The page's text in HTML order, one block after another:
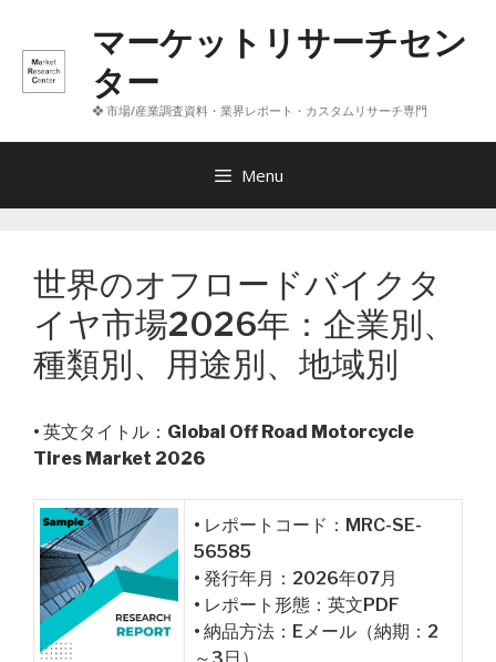
へ
マーケットリサーチセン
ター
❖ 市場/産業調査資料・業界レポート・カスタムリサーチ専門
Menu
世界のオフロードバイクタ
イヤ市場2026年：企業別、
種類別、用途別、地域別
• 英文タイトル： Global Off Road Motorcycle
Tires Market 2026
• レポートコード：MRC-SE-
56585
• 発行年月：2026年07月
• レポート形態：英文PDF
• 納品方法：Eメール（納期：2